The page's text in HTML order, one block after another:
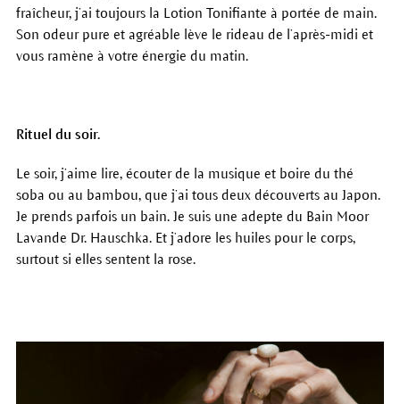
fraîcheur, j’ai toujours la Lotion Tonifiante à portée de main.
Son odeur pure et agréable lève le rideau de l’après-midi et
vous ramène à votre énergie du matin.
Rituel du soir.
Le soir, j’aime lire, écouter de la musique et boire du thé
soba ou au bambou, que j’ai tous deux découverts au Japon.
Je prends parfois un bain. Je suis une adepte du Bain Moor
Lavande Dr. Hauschka. Et j’adore les huiles pour le corps,
surtout si elles sentent la rose.